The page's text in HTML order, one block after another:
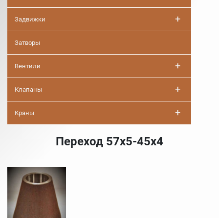
Задвижки +
Затворы
Вентили +
Клапаны +
Краны +
Переход 57х5-45х4